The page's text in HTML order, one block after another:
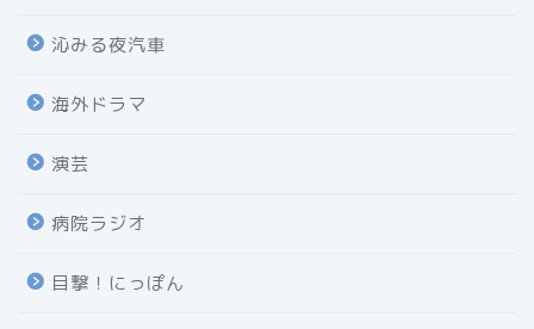
沁みる夜汽車
海外ドラマ
演芸
病院ラジオ
目撃！にっぽん